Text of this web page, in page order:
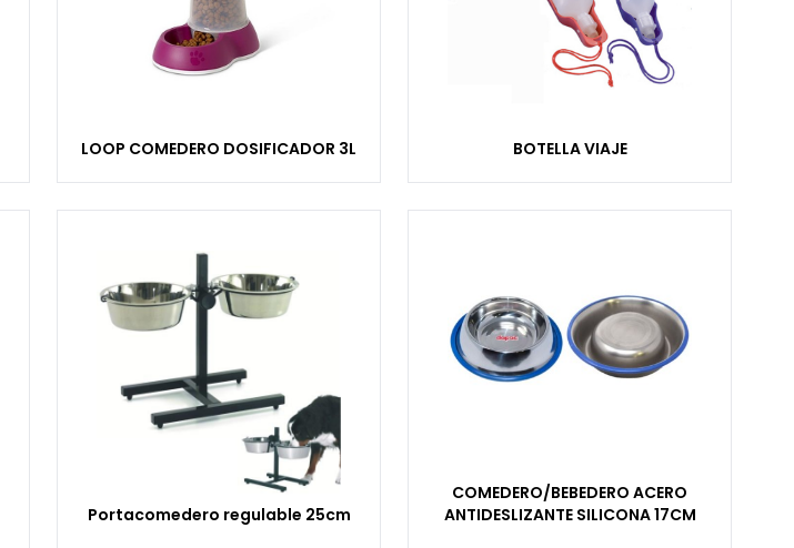
LOOP COMEDERO DOSIFICADOR 3L BOTELLA VIAJE
Portacomedero regulable 25cm
COMEDERO/BEBEDERO ACERO
ANTIDESLIZANTE SILICONA 17CM